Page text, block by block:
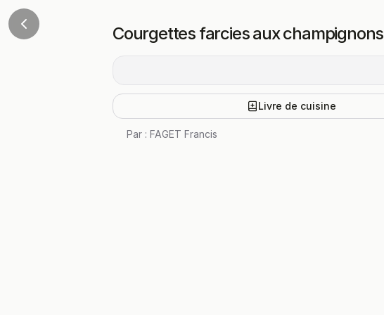
Courgettes farcies aux champignons
Livre de cuisine
Par : FAGET Francis